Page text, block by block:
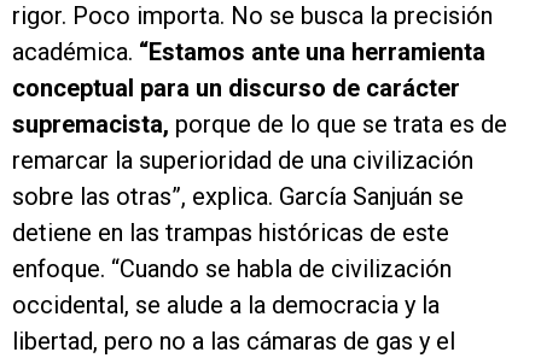
rigor. Poco importa. No se busca la precisión
académica. “Estamos ante una herramienta
conceptual para un discurso de carácter
supremacista, porque de lo que se trata es de
remarcar la superioridad de una civilización
sobre las otras”, explica. García Sanjuán se
detiene en las trampas históricas de este
enfoque. “Cuando se habla de civilización
occidental, se alude a la democracia y la
libertad, pero no a las cámaras de gas y el